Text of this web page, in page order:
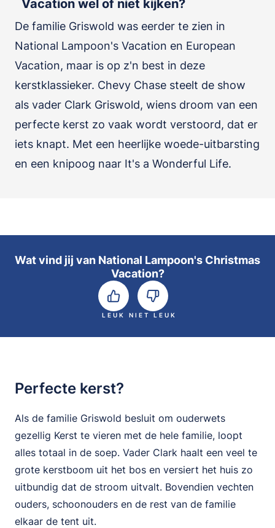
Vacation wel of niet kijken?
De familie Griswold was eerder te zien in
National Lampoon's Vacation en European
Vacation, maar is op z'n best in deze
kerstklassieker. Chevy Chase steelt de show
als vader Clark Griswold, wiens droom van een
perfecte kerst zo vaak wordt verstoord, dat er
iets knapt. Met een heerlijke woede-uitbarsting
en een knipoog naar It's a Wonderful Life.
Wat vind jij van National Lampoon's Christmas
Vacation?
LEUK NIET LEUK
Perfecte kerst?
Als de familie Griswold besluit om ouderwets
gezellig Kerst te vieren met de hele familie, loopt
alles totaal in de soep. Vader Clark haalt een veel te
grote kerstboom uit het bos en versiert het huis zo
uitbundig dat de stroom uitvalt. Bovendien vechten
ouders, schoonouders en de rest van de familie
elkaar de tent uit.